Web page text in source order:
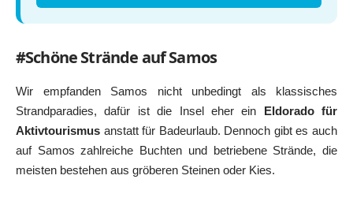
#Schöne Strände auf Samos
Wir empfanden Samos nicht unbedingt als klassisches
Strandparadies, dafür ist die Insel eher ein Eldorado für
Aktivtourismus anstatt für Badeurlaub. Dennoch gibt es auch
auf Samos zahlreiche Buchten und betriebene Strände, die
meisten bestehen aus gröberen Steinen oder Kies.